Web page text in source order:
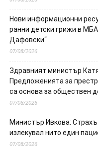
Нови информационни
ранни детски грижи в
Дафовски“
07/08/2026
Здравният министър
Предложенията за
са основа за обществен
07/08/2026
Министър Ивкова:
излекувал нито един
07/08/2026